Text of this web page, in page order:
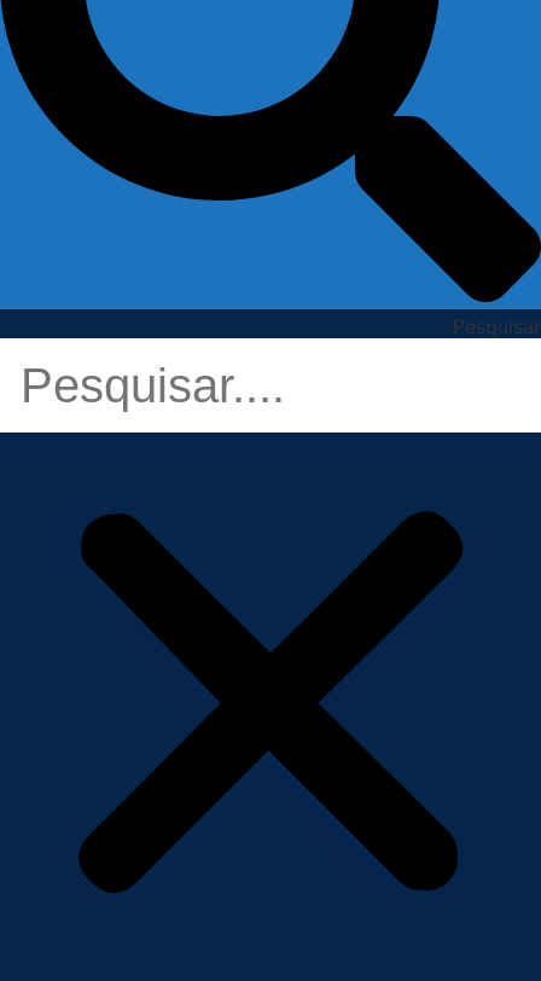
Pesquisar